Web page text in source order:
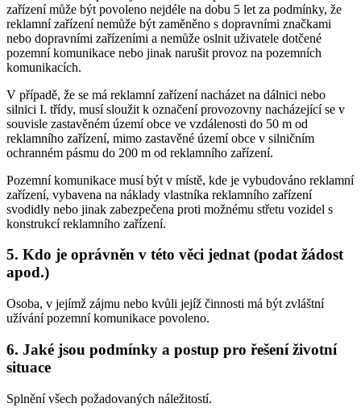
zařízení může být povoleno nejdéle na dobu 5 let za podmínky, že
reklamní zařízení nemůže být zaměněno s dopravními značkami
nebo dopravními zařízeními a nemůže oslnit uživatele dotčené
pozemní komunikace nebo jinak narušit provoz na pozemních
komunikacích.
V případě, že se má reklamní zařízení nacházet na dálnici nebo
silnici I. třídy, musí sloužit k označení provozovny nacházející se v
souvisle zastavěném území obce ve vzdálenosti do 50 m od
reklamního zařízení, mimo zastavěné území obce v silničním
ochranném pásmu do 200 m od reklamního zařízení.
Pozemní komunikace musí být v místě, kde je vybudováno reklamní
zařízení, vybavena na náklady vlastníka reklamního zařízení
svodidly nebo jinak zabezpečena proti možnému střetu vozidel s
konstrukcí reklamního zařízení.
5. Kdo je oprávněn v této věci jednat (podat žádost
apod.)
Osoba, v jejímž zájmu nebo kvůli jejíž činnosti má být zvláštní
užívání pozemní komunikace povoleno.
6. Jaké jsou podmínky a postup pro řešení životní
situace
Splnění všech požadovaných náležitostí.